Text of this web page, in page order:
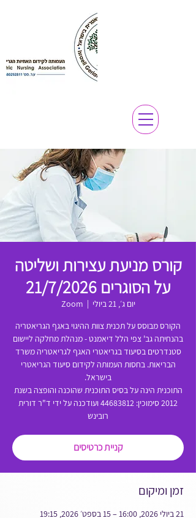
קורס מניעת עצירות ושליטה
על הסוגרים 21/7/2026
יום ג׳, 21 ביולי
  |
Zoom
הקורס מבוסס על תכנית צוות ההיגוי באגף הגריאטריה
בהנחיתה גב' צפי הלל דיאמנט - מנהלת מחלקה ליישום
סטנדרטים בסיעוד בגריאטרי האגף לגריאטריה משרד
הבריאות. בחסות העמותה לקידום סיעוד הגריאטרי
התוכנית הינה על בסיס התוכנית שהוכנה והופצה בשנת
2012 סימוכין: 44683812 ועודכנה על ידי ד"ר דורית
רובינש
קניית כרטיסים
זמן ומיקום
21 ביולי 2026, 16:00 – 15 בספט׳ 2026, 19:15